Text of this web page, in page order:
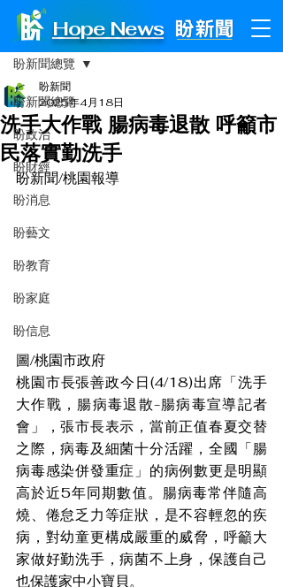
Hope News
文章
盼新聞總覽
盼政治
盼財經
盼消息
盼藝文
盼教育
盼家庭
盼信息
盼新聞總覽
洗手大作戰 腸病毒退散 呼籲市
民落實勤洗手
盼新聞
2025年4月18日
盼新聞/桃園報導
圖/桃園市政府
桃園市長張善政今日(4/18)出席「洗手
大作戰，腸病毒退散-腸病毒宣導記者
會」，張市長表示，當前正值春夏交替
之際，病毒及細菌十分活躍，全國「腸
病毒感染併發重症」的病例數更是明顯
高於近5年同期數值。腸病毒常伴隨高
燒、倦怠乏力等症狀，是不容輕忽的疾
病，對幼童更構成嚴重的威脅，呼籲大
家做好勤洗手，病菌不上身，保護自己
也保護家中小寶貝。